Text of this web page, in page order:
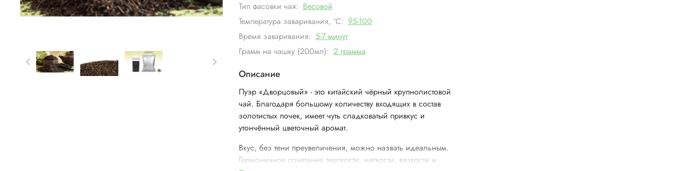
Тип фасовки чая: Весовой
Температура заваривания, °С: 95-100
Время заваривания: 5-7 минут
Грамм на чашку (200мл): 2 грамма
Описание
Пуэр «Дворцовый» - это китайский чёрный крупнолистовой
чай. Благодаря большому количеству входящих в состав
золотистых почек, имеет чуть сладковатый привкус и
утончённый цветочный аромат.
Вкус, без тени преувеличения, можно назвать идеальным.
Гармоничное сочетание терпкости, мягкости, вязкости и